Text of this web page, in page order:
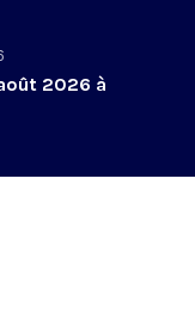
2026 à